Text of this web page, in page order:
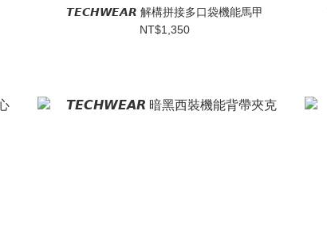
𝙏𝙀𝘾𝙃𝙒𝙀𝘼𝙍 解構拼接多口袋機能馬甲
NT$1,350